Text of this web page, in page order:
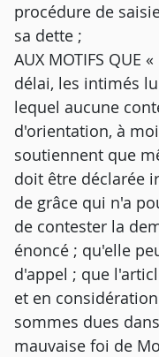
procédure de
sa dette ;
AUX MOTIFS
délai, les intimés
lequel aucune
d'orientation, à
soutiennent que
doit être déclarée
de grâce qui n'a
de contester la
énoncé ; qu'elle
d'appel ; que
et en
sommes dues
mauvaise foi de